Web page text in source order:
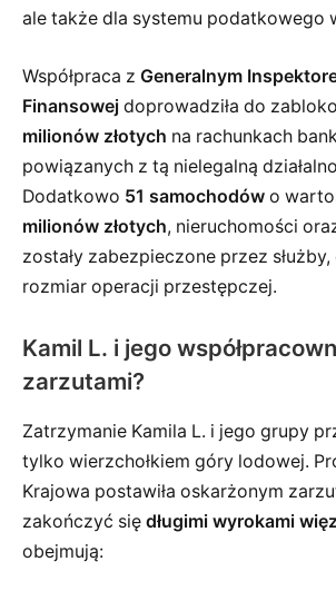
ale także dla systemu podatkowego
Współpraca z Generalnym
Finansowej doprowadziła do
milionów złotych na rachunkach
powiązanych z tą nielegalną
Dodatkowo 51 samochodów o
milionów złotych, nieruchomości
zostały zabezpieczone przez
rozmiar operacji przestępczej.
Kamil L. i jego
zarzutami?
Zatrzymanie Kamila L. i jego grupy
tylko wierzchołkiem góry lodowej.
Krajowa postawiła oskarżonym
zakończyć się długimi wyrokami
obejmują: